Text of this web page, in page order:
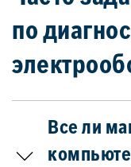
по
Все ли